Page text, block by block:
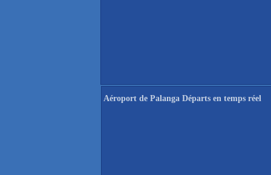
Aéroport de Palanga Départs en temps réel